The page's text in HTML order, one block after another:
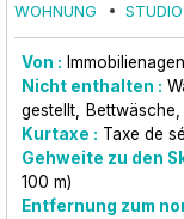
WOHNUNG
Von :
Nicht enthalten :
gestellt
Kurtaxe : Taxe de
Gehweite zu den
100 m)
Entfernung zum